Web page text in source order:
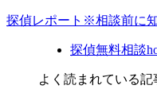
探偵レポート※相談前に
探偵無料相談
よく読まれている記